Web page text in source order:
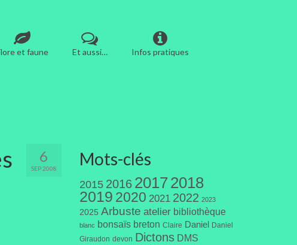
et faune Et aussi… Infos pratiques
6
SEP 2008 Mots-clés
2015 2016 20172018
2019 2020 2021 2022 2023
2025 Arbuste atelier bibliothèque
blanc bonsaïs breton Claire Daniel
Daniel
Giraudon devon Dictons DMS